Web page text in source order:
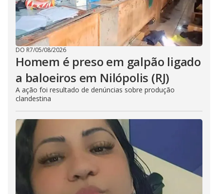
DO R7/05/08/2026
Homem é preso em galpão ligado
a baloeiros em Nilópolis (RJ)
A ação foi resultado de denúncias sobre produção
clandestina